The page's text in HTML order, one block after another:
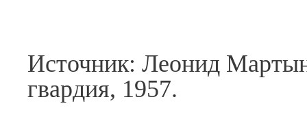
Источник: Леонид
гвардия, 1957.